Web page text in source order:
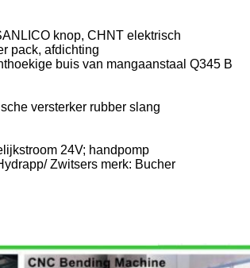
knop, CHNT elektrisch
pack, afdichting
buis van mangaanstaal Q345 B
versterker rubber slang
24V; handpomp
Zwitsers merk: Bucher